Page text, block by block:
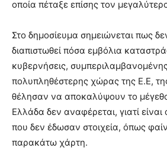
οποία πέταξε επίσης τον
Στο δημοσίευμα σημειώνεται πως
διαπιστωθεί πόσα εμβόλια
κυβερνήσεις,
πολυπληθέστερης χώρας της Ε.Ε,
θέλησαν να αποκαλύψουν το
Ελλάδα δεν αναφέρεται, γιατί
που δεν έδωσαν στοιχεία, όπως
παρακάτω χάρτη.